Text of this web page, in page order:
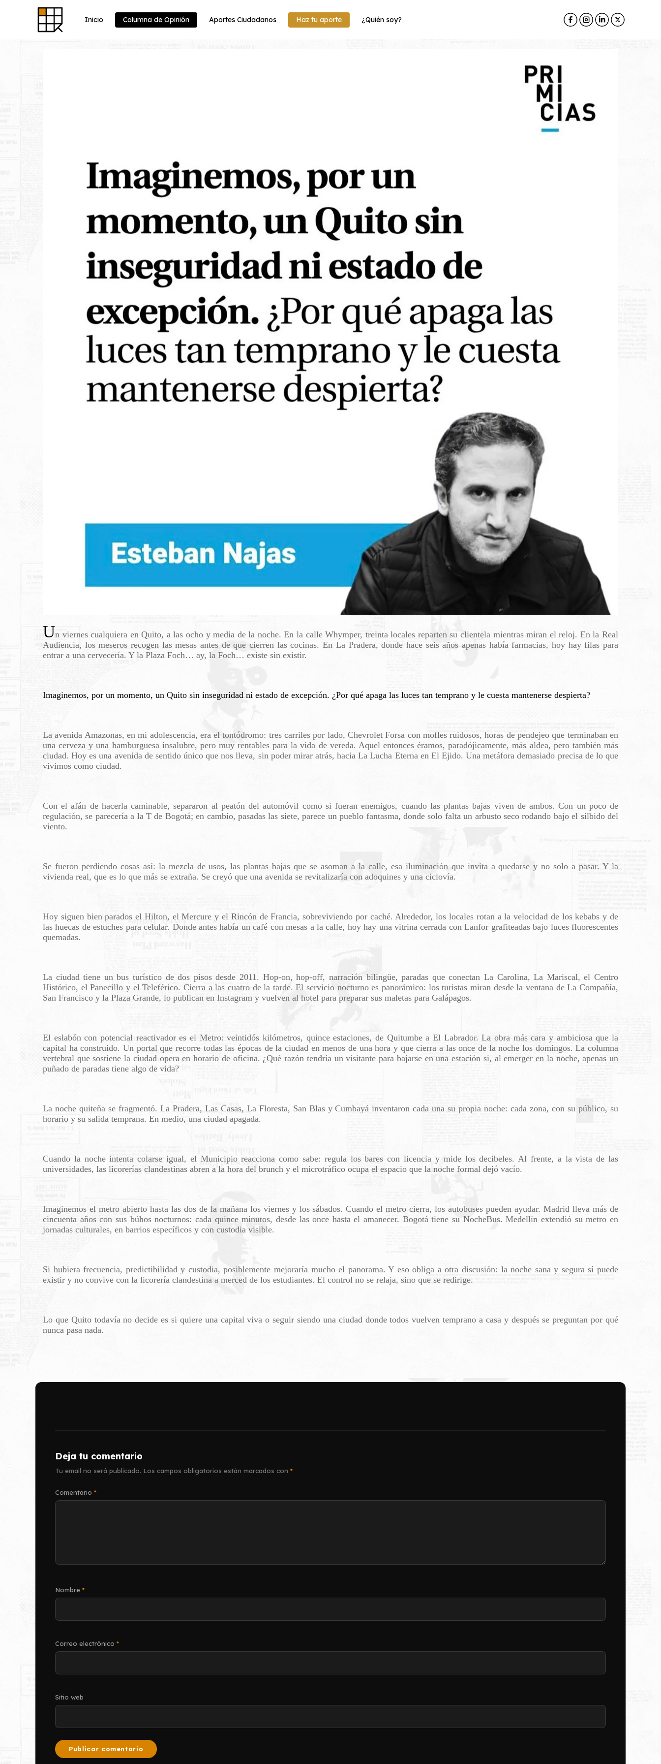
Inicio Columna de Opinión Aportes Ciudadanos Haz tu aporte ¿Quién soy?
Un viernes cualquiera en Quito, a las ocho y media de la noche. En la calle Whymper, treinta locales reparten su clientela mientras miran el reloj. En la Real
Audiencia, los meseros recogen las mesas antes de que cierren las cocinas. En La Pradera, donde hace seis años apenas había farmacias, hoy hay filas para
entrar a una cervecería. Y la Plaza Foch… ay, la Foch… existe sin existir.
Imaginemos, por un momento, un Quito sin inseguridad ni estado de excepción. ¿Por qué apaga las luces tan temprano y le cuesta mantenerse despierta?
La avenida Amazonas, en mi adolescencia, era el tontódromo: tres carriles por lado, Chevrolet Forsa con mofles ruidosos, horas de pendejeo que terminaban en
una cerveza y una hamburguesa insalubre, pero muy rentables para la vida de vereda. Aquel entonces éramos, paradójicamente, más aldea, pero también más
ciudad. Hoy es una avenida de sentido único que nos lleva, sin poder mirar atrás, hacia La Lucha Eterna en El Ejido. Una metáfora demasiado precisa de lo que
vivimos como ciudad.
Con el afán de hacerla caminable, separaron al peatón del automóvil como si fueran enemigos, cuando las plantas bajas viven de ambos. Con un poco de
regulación, se parecería a la T de Bogotá; en cambio, pasadas las siete, parece un pueblo fantasma, donde solo falta un arbusto seco rodando bajo el silbido del
viento.
Se fueron perdiendo cosas así: la mezcla de usos, las plantas bajas que se asoman a la calle, esa iluminación que invita a quedarse y no solo a pasar. Y la
vivienda real, que es lo que más se extraña. Se creyó que una avenida se revitalizaría con adoquines y una ciclovía.
Hoy siguen bien parados el Hilton, el Mercure y el Rincón de Francia, sobreviviendo por caché. Alrededor, los locales rotan a la velocidad de los kebabs y de
las huecas de estuches para celular. Donde antes había un café con mesas a la calle, hoy hay una vitrina cerrada con Lanfor grafiteadas bajo luces fluorescentes
quemadas.
La ciudad tiene un bus turístico de dos pisos desde 2011. Hop-on, hop-off, narración bilingüe, paradas que conectan La Carolina, La Mariscal, el Centro
Histórico, el Panecillo y el Teleférico. Cierra a las cuatro de la tarde. El servicio nocturno es panorámico: los turistas miran desde la ventana de La Compañía,
San Francisco y la Plaza Grande, lo publican en Instagram y vuelven al hotel para preparar sus maletas para Galápagos.
El eslabón con potencial reactivador es el Metro: veintidós kilómetros, quince estaciones, de Quitumbe a El Labrador. La obra más cara y ambiciosa que la
capital ha construido. Un portal que recorre todas las épocas de la ciudad en menos de una hora y que cierra a las once de la noche los domingos. La columna
vertebral que sostiene la ciudad opera en horario de oficina. ¿Qué razón tendría un visitante para bajarse en una estación si, al emerger en la noche, apenas un
puñado de paradas tiene algo de vida?
La noche quiteña se fragmentó. La Pradera, Las Casas, La Floresta, San Blas y Cumbayá inventaron cada una su propia noche: cada zona, con su público, su
horario y su salida temprana. En medio, una ciudad apagada.
Cuando la noche intenta colarse igual, el Municipio reacciona como sabe: regula los bares con licencia y mide los decibeles. Al frente, a la vista de las
universidades, las licorerías clandestinas abren a la hora del brunch y el microtráfico ocupa el espacio que la noche formal dejó vacío.
Imaginemos el metro abierto hasta las dos de la mañana los viernes y los sábados. Cuando el metro cierra, los autobuses pueden ayudar. Madrid lleva más de
cincuenta años con sus búhos nocturnos: cada quince minutos, desde las once hasta el amanecer. Bogotá tiene su NocheBus. Medellín extendió su metro en
jornadas culturales, en barrios específicos y con custodia visible.
Si hubiera frecuencia, predictibilidad y custodia, posiblemente mejoraría mucho el panorama. Y eso obliga a otra discusión: la noche sana y segura sí puede
existir y no convive con la licorería clandestina a merced de los estudiantes. El control no se relaja, sino que se redirige.
Lo que Quito todavía no decide es si quiere una capital viva o seguir siendo una ciudad donde todos vuelven temprano a casa y después se preguntan por qué
nunca pasa nada.
Deja tu comentario
Tu email no será publicado. Los campos obligatorios están marcados con *
Comentario *
Nombre *
Correo electrónico *
Sitio web